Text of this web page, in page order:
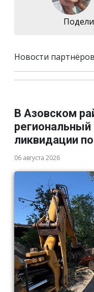
Новости партнёров
В Азовском
ликвидации
06 августа 2026